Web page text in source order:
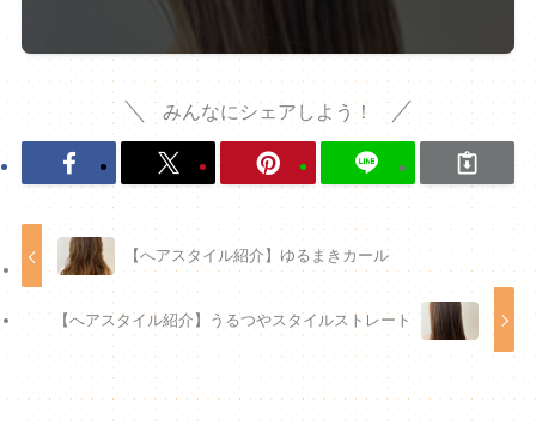
みんなにシェアしよう！
【へアスタイル紹介】ゆるまきカール
【へアスタイル紹介】うるつやスタイルストレート